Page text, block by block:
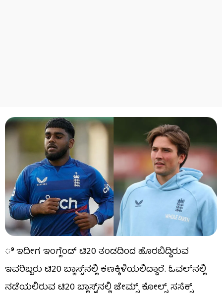
ಿಇದೀಗ ಇಂಗ್ಲೆಂಡ್ ಟಿ20 ತಂಡದಿಂದ ಹೊರಬಿದ್ದಿರುವ
ಇವರಿಬ್ಬರು ಟಿ20 ಬ್ಲಾಸ್ಟ್‌ನಲ್ಲಿ ಕಣಕ್ಕಿಳಿಯಲಿದ್ದಾರೆ. ಓವಲ್‌ನಲ್ಲಿ
ನಡೆಯಲಿರುವ ಟಿ20 ಬ್ಲಾಸ್ಟ್‌ನಲ್ಲಿ ಜೇಮ್ಸ್ ಕೋಲ್ಸ್ ಸಸೆಕ್ಸ್